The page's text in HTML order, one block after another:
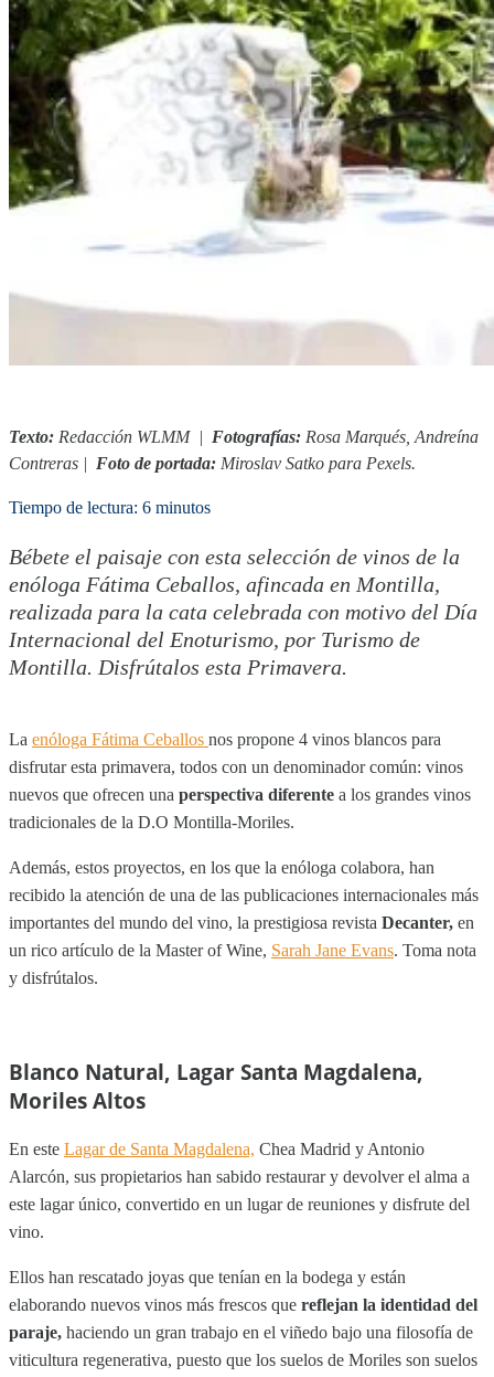
Texto: Redacción WLMM | Fotografías: Rosa Marqués, Andreína
Contreras | Foto de portada: Miroslav Satko para Pexels.
Tiempo de lectura: 6 minutos
Bébete el paisaje con esta selección de vinos de la
enóloga Fátima Ceballos, afincada en Montilla,
realizada para la cata celebrada con motivo del Día
Internacional del Enoturismo, por Turismo de
Montilla. Disfrútalos esta Primavera.
La enóloga Fátima Ceballos nos propone 4 vinos blancos para
disfrutar esta primavera, todos con un denominador común: vinos
nuevos que ofrecen una perspectiva diferente a los grandes vinos
tradicionales de la D.O Montilla-Moriles.
Además, estos proyectos, en los que la enóloga colabora, han
recibido la atención de una de las publicaciones internacionales más
importantes del mundo del vino, la prestigiosa revista Decanter, en
un rico artículo de la Master of Wine, Sarah Jane Evans. Toma nota
y disfrútalos.
Blanco Natural, Lagar Santa Magdalena,
Moriles Altos
En este Lagar de Santa Magdalena, Chea Madrid y Antonio
Alarcón, sus propietarios han sabido restaurar y devolver el alma a
este lagar único, convertido en un lugar de reuniones y disfrute del
vino.
Ellos han rescatado joyas que tenían en la bodega y están
elaborando nuevos vinos más frescos que reflejan la identidad del
paraje, haciendo un gran trabajo en el viñedo bajo una filosofía de
viticultura regenerativa, puesto que los suelos de Moriles son suelos